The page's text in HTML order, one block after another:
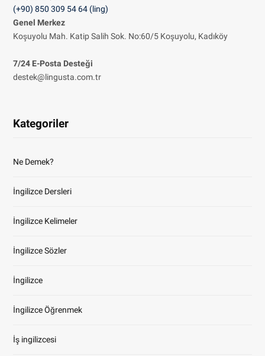
(+90) 850 309 54 64 (ling)
Genel Merkez
Koşuyolu Mah. Katip Salih Sok. No:60/5 Koşuyolu, Kadıköy
7/24 E-Posta Desteği
destek@lingusta.com.tr
Kategoriler
Ne Demek?
İngilizce Dersleri
İngilizce Kelimeler
İngilizce Sözler
İngilizce
İngilizce Öğrenmek
İş ingilizcesi